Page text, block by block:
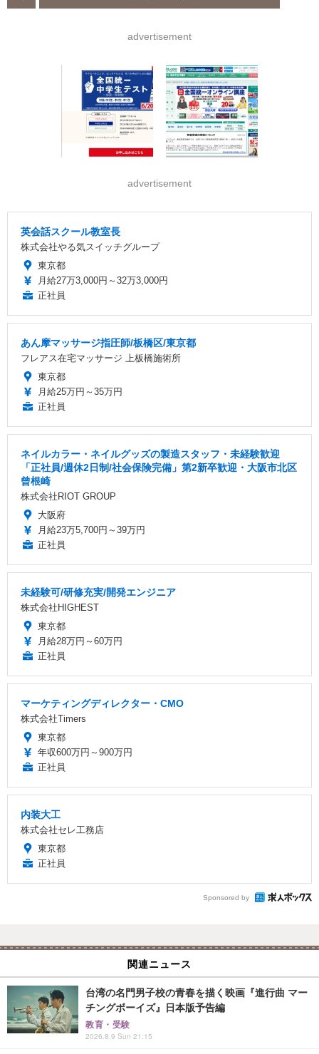
advertisement
advertisement
英会話スクール教室長
株式会社やる気スイッチグループ
東京都
月給27万3,000円～32万3,000円
正社員
あん摩マッサージ指圧師/板橋区/東京都
フレアス在宅マッサージ 上板橋施術所
東京都
月給25万円～35万円
正社員
ネイルカラー・ネイルグッズの製造スタッフ・未経験歓迎
「正社員/週休2日制/社会保険完備」第2新卒歓迎・大阪市北区
曾根崎
株式会社RIOT GROUP
大阪府
月給23万5,700円～39万円
正社員
未経験可/研修充実/開発エンジニア
株式会社HIGHEST
東京都
月給28万円～60万円
正社員
マーケティングディレクター・CMO
株式会社Timers
東京都
年収600万円～900万円
正社員
内装大工
株式会社セレ工務店
東京都
正社員
Sponsored by
関連ニュース
台湾の名門男子校の青春を描く映画『進行曲 マー
チングボーイズ』日本版予告編
教育・受験
2026.8.9 Sun 21:15